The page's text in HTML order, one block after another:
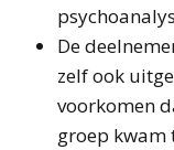
De
zelf ook
voorkomen
groep kwam